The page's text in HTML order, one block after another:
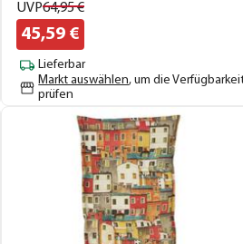
UVP64,95€
45,59 €
Lieferbar
Markt auswählen, um die
prüfen